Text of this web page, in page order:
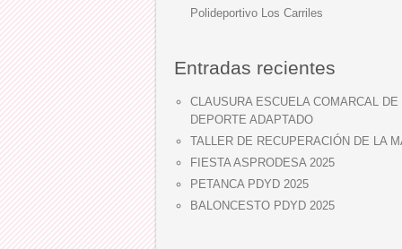
Polideportivo Los Carriles
Entradas recientes
CLAUSURA ESCUELA COMARCAL DE
DEPORTE ADAPTADO
TALLER DE RECUPERACIÓN DE LA
FIESTA ASPRODESA 2025
PETANCA PDYD 2025
BALONCESTO PDYD 2025